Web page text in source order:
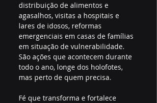
distribuição de alimentos e
agasalhos, visitas a hospitais e
lares de idosos, reformas
emergenciais em casas de famílias
em situação de vulnerabilidade.
São ações que acontecem durante
todo o ano, longe dos holofotes,
mas perto de quem precisa.
Fé que transforma e fortalece